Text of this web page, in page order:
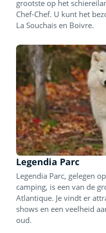
grootste op het
Chef-Chef. U kunt het
La Souchais en Boivre.
Legendia Parc
Legendia Parc, gelegen
camping, is een van de
Atlantique. Je vindt er
shows en een veelheid
oud.